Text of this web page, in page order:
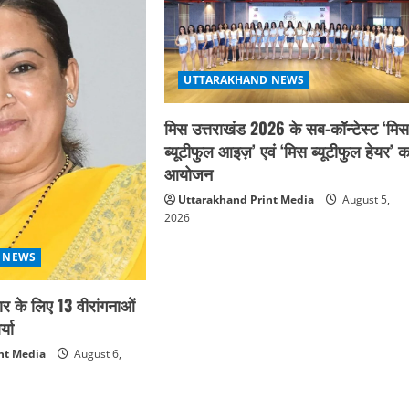
के लिए 13 वीरांगनाओं
Media
August 6,
UTTARAKHAND NEWS
मिस उत्तराखंड 2026 के सब-कॉन्टेस्ट ‘मिस
ब्यूटीफुल आइज़’ एवं ‘मिस ब्यूटीफुल हेयर’
आयोजन
Uttarakhand Print Media
August 5,
2026